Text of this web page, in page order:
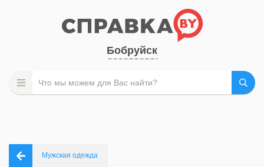
Бобруйск
Мужская одежда